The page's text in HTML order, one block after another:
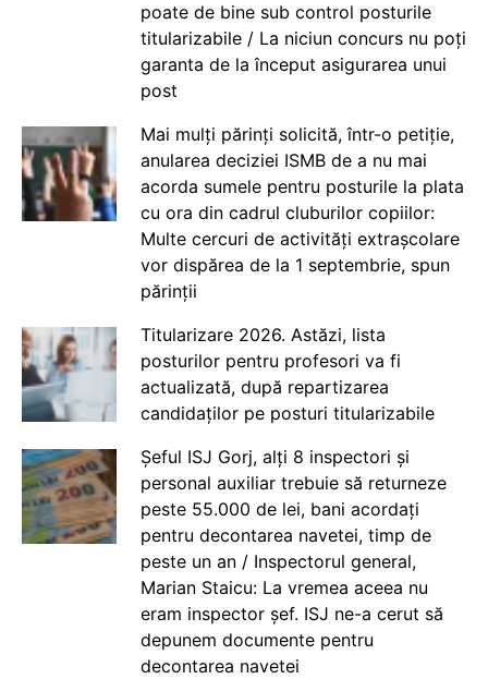
poate de bine sub control posturile
titularizabile / La niciun concurs nu poți
garanta de la început asigurarea unui
post
Mai mulți părinți solicită, într-o petiție,
anularea deciziei ISMB de a nu mai
acorda sumele pentru posturile la plata
cu ora din cadrul cluburilor copiilor:
Multe cercuri de activități extrașcolare
vor dispărea de la 1 septembrie, spun
părinții
Titularizare 2026. Astăzi, lista
posturilor pentru profesori va fi
actualizată, după repartizarea
candidaților pe posturi titularizabile
Șeful ISJ Gorj, alți 8 inspectori și
personal auxiliar trebuie să returneze
peste 55.000 de lei, bani acordați
pentru decontarea navetei, timp de
peste un an / Inspectorul general,
Marian Staicu: La vremea aceea nu
eram inspector șef. ISJ ne-a cerut să
depunem documente pentru
decontarea navetei